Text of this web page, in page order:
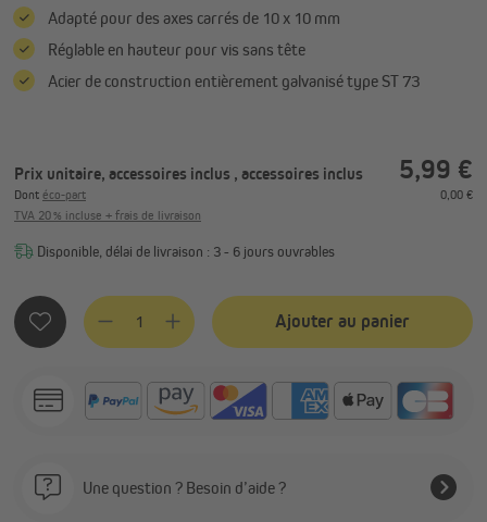
Adapté pour des axes carrés de 10 x 10 mm
Réglable en hauteur pour vis sans tête
Acier de construction entièrement galvanisé type ST 73
Prix unitaire, accessoires inclus , accessoires inclus 5,99 €
Dont éco-part
0,00 €
TVA 20 % incluse + frais de livraison
Disponible, délai de livraison : 3 - 6 jours ouvrables
Quantité de produit : Entrez la quantité souhaitée ou
Ajouter au panier
Une question ? Besoin d’aide ?